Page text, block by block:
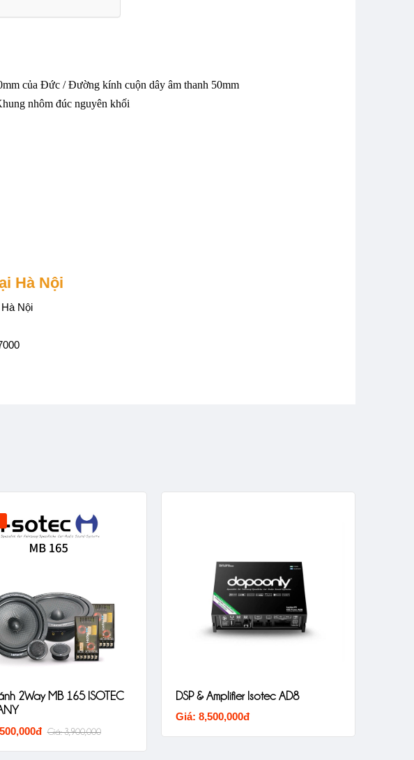
của Đức / Đường kính cuộn dây âm thanh 50mm
nhôm đúc nguyên khối
Hà Nội
Nội
2Way MB 165 ISOTEC
Giá: 3,900,000
DSP & Amplifier Isotec AD8
Giá: 8,500,000đ
ITALY
hệ
01 Cho Mazda